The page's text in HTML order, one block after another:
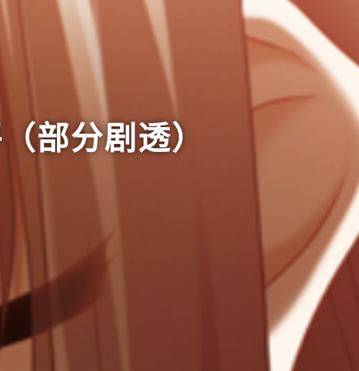
部分剧透）